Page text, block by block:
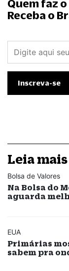
Quem faz o
Receba o
Leia mais
Bolsa de Valores
Na Bolsa do
aguarda
EUA
Primárias
sabem pra